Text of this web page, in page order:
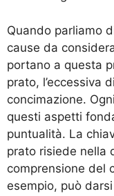
Quando parliamo
cause da
portano a questa
prato, l’eccessiva
concimazione.
questi aspetti
puntualità. La
prato risiede nella
comprensione del
esempio, può